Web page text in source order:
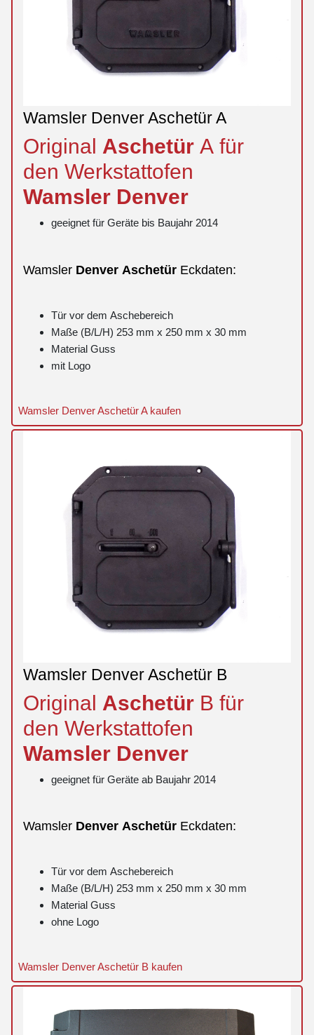
Wamsler Denver Aschetür A
Original Aschetür A für
den Werkstattofen
Wamsler Denver
geeignet für Geräte bis Baujahr 2014
Wamsler Denver Aschetür Eckdaten:
Tür vor dem Aschebereich
Maße (B/L/H) 253 mm x 250 mm x 30 mm
Material Guss
mit Logo
Wamsler Denver Aschetür A kaufen
Wamsler Denver Aschetür B
Original Aschetür B für
den Werkstattofen
Wamsler Denver
geeignet für Geräte ab Baujahr 2014
Wamsler Denver Aschetür Eckdaten:
Tür vor dem Aschebereich
Maße (B/L/H) 253 mm x 250 mm x 30 mm
Material Guss
ohne Logo
Wamsler Denver Aschetür B kaufen